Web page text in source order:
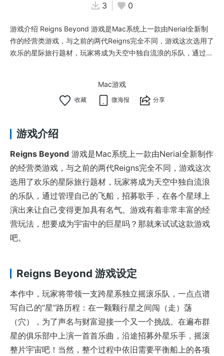
3 0
游戏介绍 Reigns Beyond 游戏是Mac系统上一款由Nerial全新制
作的经营类游戏，与之前的两代Reigns完全不同，游戏这次选用了
欢乐的星际旅行题材，玩家将成为天空中独自流浪的乐队，通过...
Mac游戏
微海报 分享
游戏介绍
Reigns Beyond 游戏是Mac系统上一款由Nerial全新制作
的经营类游戏，与之前的两代Reigns完全不同，游戏这次
选用了欢乐的星际旅行题材，玩家将成为天空中独自流浪
的乐队，通过管理自己的飞船，招募歌手，在各个星球上
演出来让自己变得更加具有名气。游戏有着非常丰富的经
营玩法，想要成为宇宙中的巨星吗？那就来试试这款游戏
吧。
Reigns Beyond 游戏设定
本作中，玩家将带领一支跨星系独立摇滚乐队，一点点谱
写自己的“星”路历程：在一颗颗行星之间闯（走）荡
（穴），为了声名与财富迎接一个又一个挑战。在遍布群
星的俱乐部中上演一首首乐曲，沿途招募外星乐手，摇滚
整片宇宙吧！当然，整个过程中依旧需要平衡船上的各项